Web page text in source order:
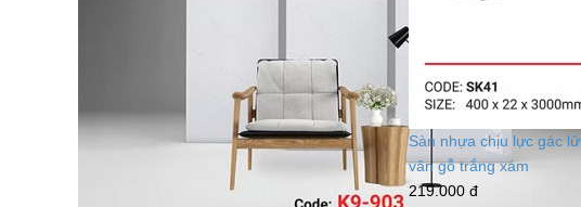
Sàn nhựa chịu lực gác
vân gỗ trắng xám
219.000 đ